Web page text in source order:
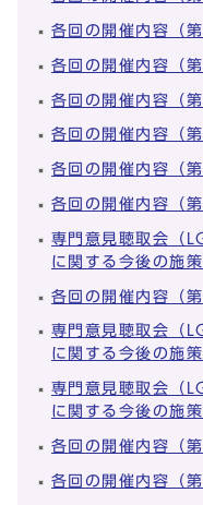
各回の開催内容（
各回の開催内容（
各回の開催内容（
各回の開催内容（
各回の開催内容（
各回の開催内容（
専門意見聴取会（
に関する今後の施
各回の開催内容（
専門意見聴取会（
に関する今後の施
専門意見聴取会（
に関する今後の施
各回の開催内容（
各回の開催内容（